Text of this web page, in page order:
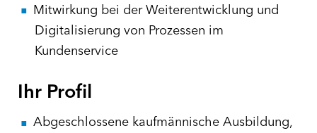
Mitwirkung bei der Weiterentwicklung und
Digitalisierung von Prozessen im
Kundenservice
Ihr Profil
Abgeschlossene kaufmännische Ausbildung,